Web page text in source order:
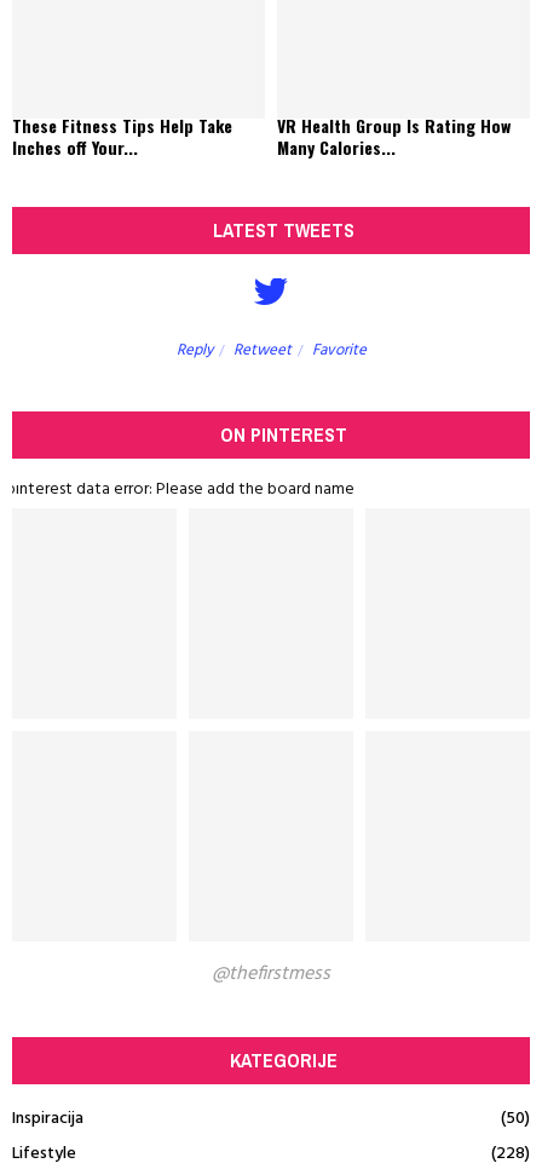
These Fitness Tips Help Take
Inches off Your...
VR Health Group Is Rating How
Many Calories...
LATEST TWEETS
Reply Retweet Favorite
ON PINTEREST
pinterest data error: Please add the board name
@thefirstmess
KATEGORIJE
Inspiracija
(50)
Lifestyle
(228)